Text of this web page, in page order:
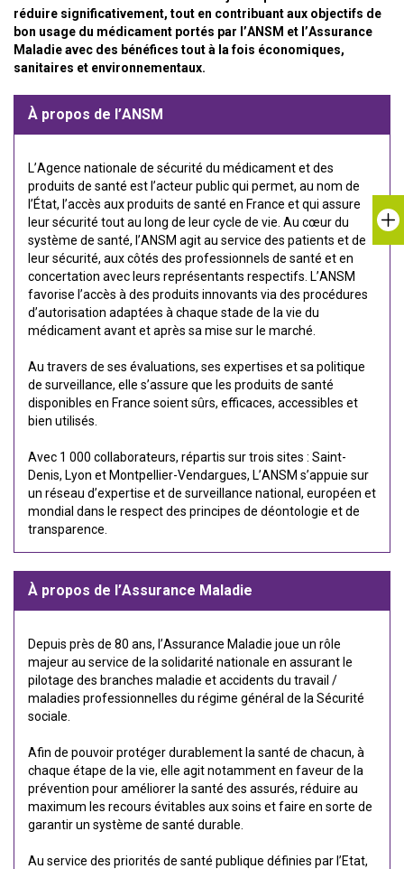
réduire significativement, tout en contribuant aux objectifs de
bon usage du médicament portés par l’ANSM et l’Assurance
Maladie avec des bénéfices tout à la fois économiques,
sanitaires et environnementaux.
À propos de l’ANSM
L’Agence nationale de sécurité du médicament et des
produits de santé est l’acteur public qui permet, au nom de
l’État, l’accès aux produits de santé en France et qui assure
leur sécurité tout au long de leur cycle de vie. Au cœur du
système de santé, l’ANSM agit au service des patients et de
leur sécurité, aux côtés des professionnels de santé et en
concertation avec leurs représentants respectifs. L’ANSM
favorise l’accès à des produits innovants via des procédures
d’autorisation adaptées à chaque stade de la vie du
médicament avant et après sa mise sur le marché.
Au travers de ses évaluations, ses expertises et sa politique
de surveillance, elle s’assure que les produits de santé
disponibles en France soient sûrs, efficaces, accessibles et
bien utilisés.
Avec 1 000 collaborateurs, répartis sur trois sites : Saint-
Denis, Lyon et Montpellier-Vendargues, L’ANSM s’appuie sur
un réseau d’expertise et de surveillance national, européen et
mondial dans le respect des principes de déontologie et de
transparence.
À propos de l’Assurance Maladie
Depuis près de 80 ans, l’Assurance Maladie joue un rôle
majeur au service de la solidarité nationale en assurant le
pilotage des branches maladie et accidents du travail /
maladies professionnelles du régime général de la Sécurité
sociale.
Afin de pouvoir protéger durablement la santé de chacun, à
chaque étape de la vie, elle agit notamment en faveur de la
prévention pour améliorer la santé des assurés, réduire au
maximum les recours évitables aux soins et faire en sorte de
garantir un système de santé durable.
Au service des priorités de santé publique définies par l’Etat,